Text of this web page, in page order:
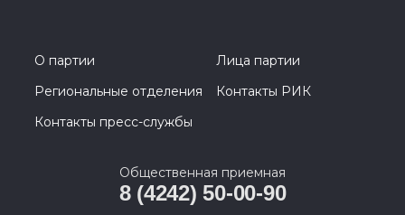
О партии
Лица партии
Региональные отделения
Контакты РИК
Контакты пресс-службы
Общественная приемная
8 (4242) 50-00-90